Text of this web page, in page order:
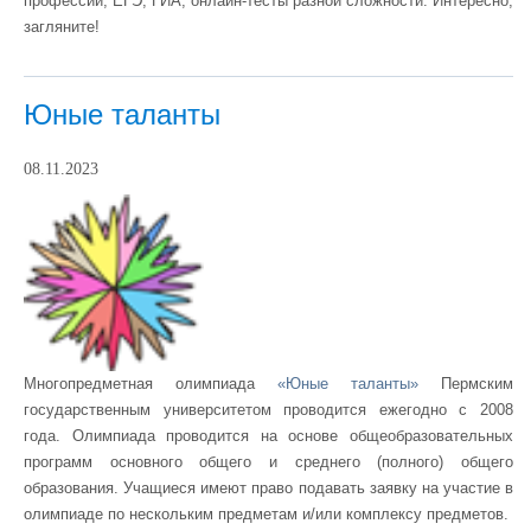
загляните!
Юные таланты
08.11.2023
Многопредметная олимпиада «Юные таланты» Пермским
государственным университетом проводится ежегодно с 2008
года. Олимпиада проводится на основе общеобразовательных
программ основного общего и среднего (полного) общего
образования. Учащиеся имеют право подавать заявку на участие в
олимпиаде по нескольким предметам и/или комплексу предметов.